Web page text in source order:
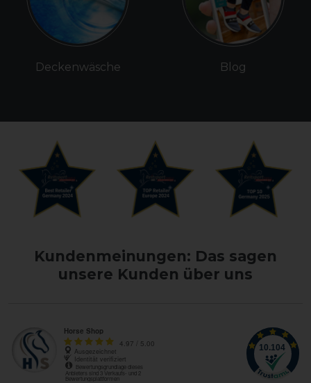
Deckenwäsche Blog
Kundenmeinungen: Das sagen
unsere Kunden über uns